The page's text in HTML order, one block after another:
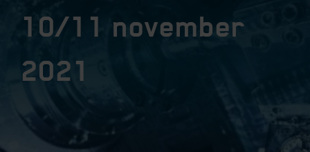
10/11 november
2021